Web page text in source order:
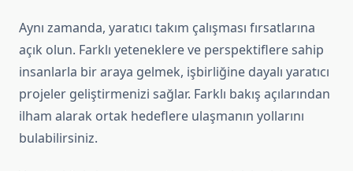
Aynı zamanda, yaratıcı takım çalışması fırsatlarına
açık olun. Farklı yeteneklere ve perspektiflere sahip
insanlarla bir araya gelmek, işbirliğine dayalı yaratıcı
projeler geliştirmenizi sağlar. Farklı bakış açılarından
ilham alarak ortak hedeflere ulaşmanın yollarını
bulabilirsiniz.